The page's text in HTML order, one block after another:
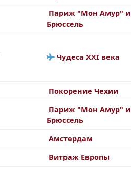
Париж "Мон Амур" и
Брюссель
Чудеса ХХI века
Покорение Чехии
Париж "Мон Амур" и
Брюссель
Амстердам
Витраж Европы